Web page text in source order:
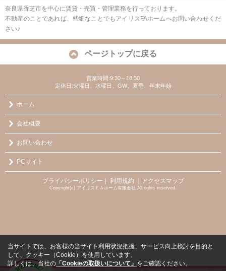
奈良県香芝市を中心に賃貸・売買・管理業務を行っております。
不動産のことであれば、些細なことでもアイリスFAホームへお問い合わせくだ
さい♪
ページトップに戻る
営業時間:9:30～18:30
定休日:火曜日、水曜日、GW、夏季、年末年始
ホーム
会社概要
お問い合わせ
PCサイト
プライバシーポリシー 利用規約 ｜アクセスマップ
Copyright(c) アイリスＦＡホーム有限会社 All rights reserved.
当サイトでは、お客様の当サイト利用状況把握、サービス向上検討を目的と
して、クッキー（Cookie）を使用しています。
詳しくは、当社の 「Cookieの取扱いについて」 をご確認ください。